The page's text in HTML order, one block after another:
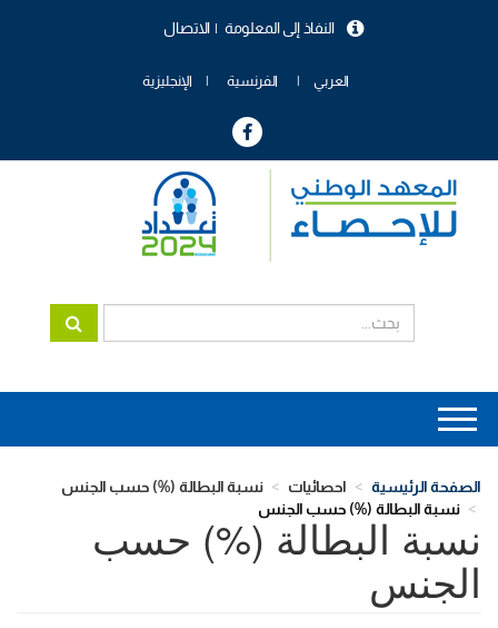
الاتصال النفاذ إلى المعلومة
العربي الفرنسية الإنجليزية
Main
navigation
الصفحة الرئيسية احصائيات
نسبة البطالة (%) حسب الجنس
نسبة البطالة (%) حسب الجنس
نسبة البطالة (%) حسب
الجنس